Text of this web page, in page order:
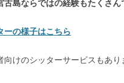
古島ならではの経験もたくさん
ーの様子はこちら
向けのシッターサービスもあり